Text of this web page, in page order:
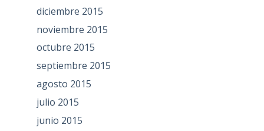
diciembre 2015
noviembre 2015
octubre 2015
septiembre 2015
agosto 2015
julio 2015
junio 2015